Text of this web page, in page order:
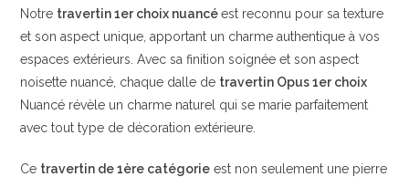
Notre travertin 1er choix nuancéest reconnu pour sa texture
et son aspect unique, apportant un charme authentique à vos
espaces extérieurs. Avec sa finition soignée et son aspect
noisette nuancé, chaque dalle de travertin Opus 1er choix
Nuancé révèle un charme naturel qui se marie parfaitement
avec tout type de décoration extérieure.
Ce travertin de 1ère catégorie est non seulement une pierre